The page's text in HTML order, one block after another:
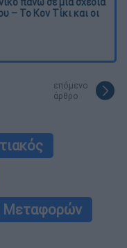
– Το Κον Τίκι και οι
επόμενο
άρθρο
Μεταφορών